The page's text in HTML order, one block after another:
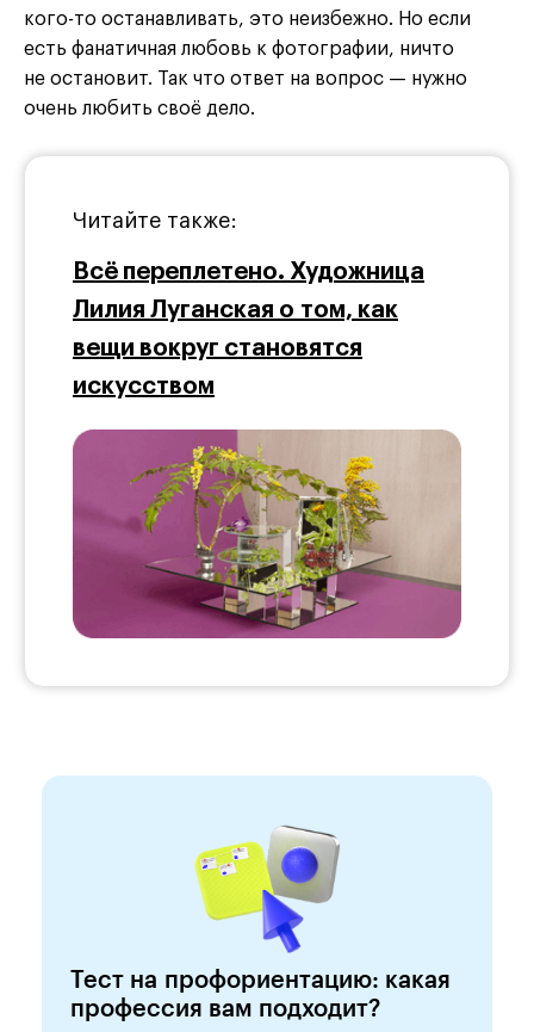
кого-то останавливать, это неизбежно. Но если
есть фанатичная любовь к фотографии, ничто
не остановит. Так что ответ на вопрос — нужно
очень любить своё дело.
Читайте также:
Всё переплетено. Художница
Лилия Луганская о том, как
вещи вокруг становятся
искусством
Тест на профориентацию: какая
профессия вам подходит?